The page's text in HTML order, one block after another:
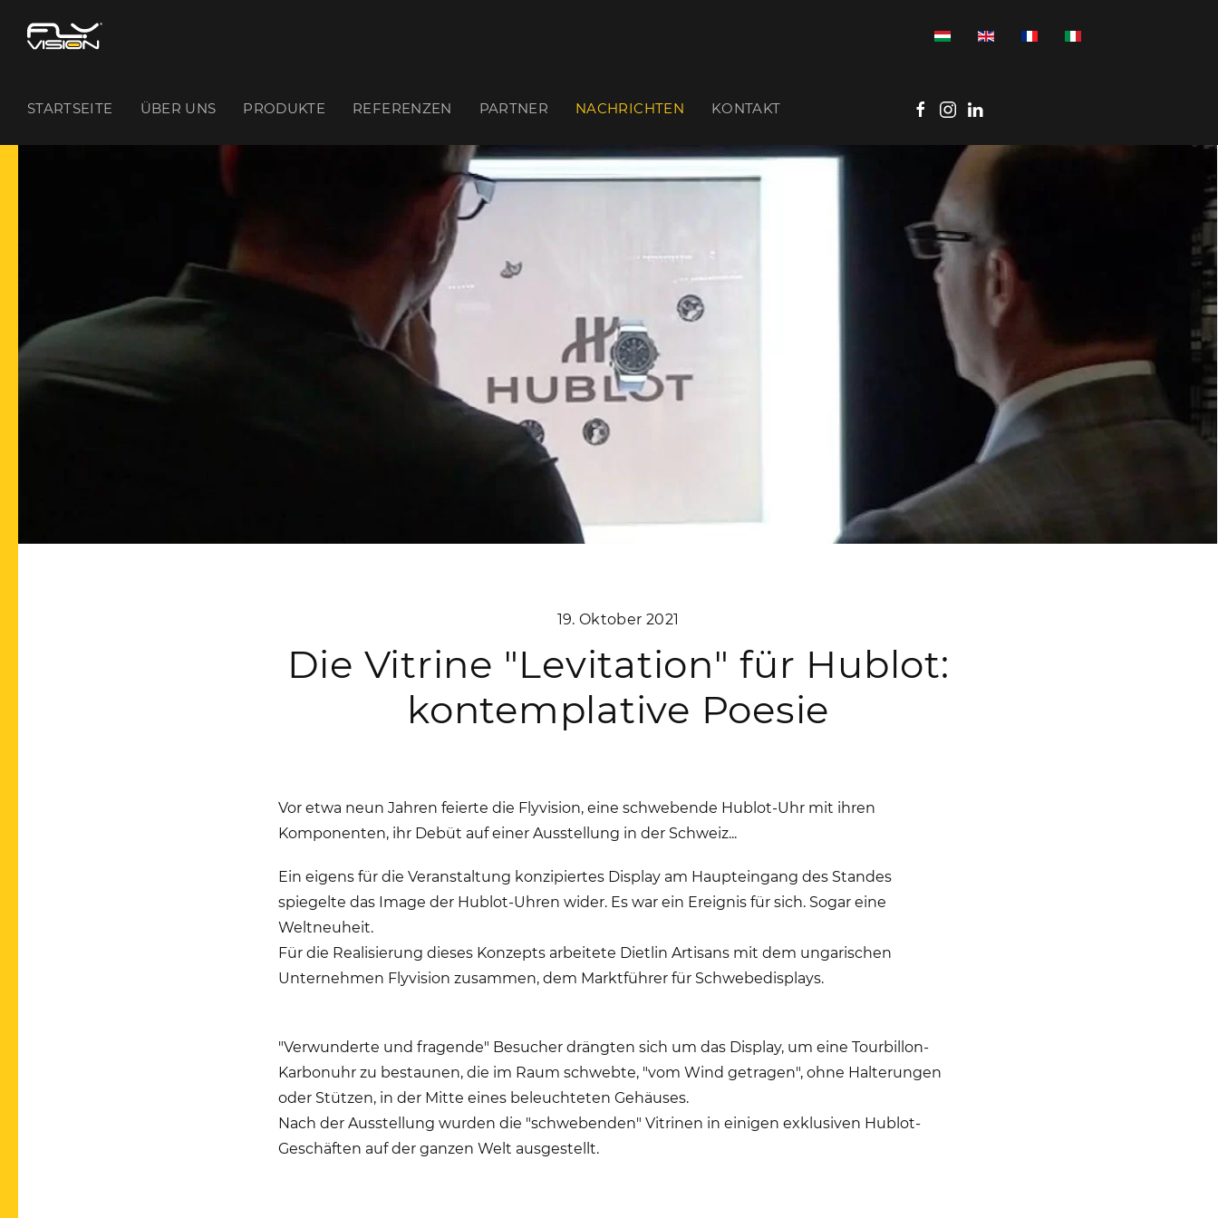
STARTSEITE ÜBER UNS PRODUKTE REFERENZEN PARTNER NACHRICHTEN KONTAKT
19. Oktober 2021
Die Vitrine "Levitation" für Hublot:
kontemplative Poesie
Vor etwa neun Jahren feierte die Flyvision, eine schwebende Hublot-Uhr mit ihren
Komponenten, ihr Debüt auf einer Ausstellung in der Schweiz...
Ein eigens für die Veranstaltung konzipiertes Display am Haupteingang des Standes
spiegelte das Image der Hublot-Uhren wider. Es war ein Ereignis für sich. Sogar eine
Weltneuheit.
Für die Realisierung dieses Konzepts arbeitete Dietlin Artisans mit dem ungarischen
Unternehmen Flyvision zusammen, dem Marktführer für Schwebedisplays.
"Verwunderte und fragende" Besucher drängten sich um das Display, um eine Tourbillon-
Karbonuhr zu bestaunen, die im Raum schwebte, "vom Wind getragen", ohne Halterungen
oder Stützen, in der Mitte eines beleuchteten Gehäuses.
Nach der Ausstellung wurden die "schwebenden" Vitrinen in einigen exklusiven Hublot-
Geschäften auf der ganzen Welt ausgestellt.